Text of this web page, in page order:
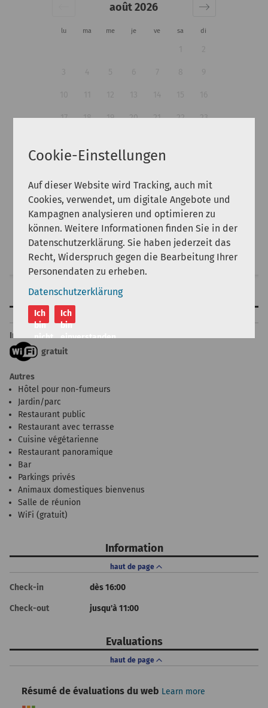
lu ma me je ve sa di
août 2026
17 18 19 20 21 22 23
31
Personnes:
Rechercher
Aménagement
Internet
gratuit
Autres
Hôtel pour non-fumeurs
Jardin/parc
Restaurant public
Restaurant avec terrasse
Cuisine végétarienne
Restaurant panoramique
Bar
Parkings privés
Animaux domestiques bienvenus
Salle de réunion
WiFi (gratuit)
Information
haut de page
Check-in dès 16:00
Check-out jusqu'à 11:00
Evaluations
haut de page
Résumé de évaluations du web Learn more
Cookie-Einstellungen
Auf dieser Website wird Tracking, auch mit
Cookies, verwendet, um digitale Angebote und
Kampagnen analysieren und optimieren zu
können. Weitere Informationen finden Sie in der
Datenschutzerklärung. Sie haben jederzeit das
Recht, Widerspruch gegen die Bearbeitung Ihrer
Personendaten zu erheben.
Datenschutzerklärung
Ich
bin
nicht
einverstanden
Ich
bin
einverstanden